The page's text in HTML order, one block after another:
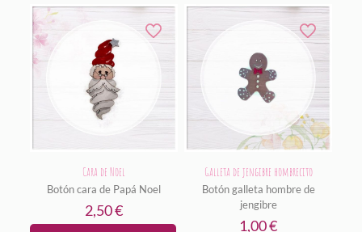
Cara de Noel
Botón cara de Papá Noel
2,50€
Galleta de jengibre hombrecito
Botón galleta hombre de
jengibre
1,00€